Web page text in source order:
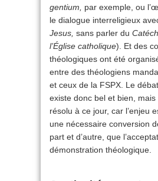
gentium,
par exemple, ou
le dialogue interreligieux
Jesus, sans parler du
l’Église catholique). Et des
théologiques ont été
entre des théologiens
et ceux de la FSPX. Le
existe donc bel et bien, mais
résolu à ce jour, car l’enjeu
une nécessaire conversion
part et d’autre, que
démonstration théologique.